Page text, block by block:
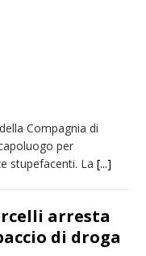
i mezzi storici della
Marazzato
di buon riscontro
dopo i controlli
precauzionale e
a Vercelli
Compagnia di
per
stupefacenti. La [...]
arresta
di droga